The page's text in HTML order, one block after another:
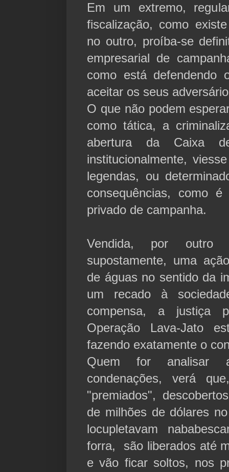
Em um extremo,
fiscalização, como
no outro, proíba-se
empresarial de
como está defendendo
aceitar os seus
O que não podem
como tática, a
abertura da Caixa
institucionalmente,
legendas, ou
consequências, como
privado de campanha.
Vendida, por
supostamente, uma
de águas no sentido da
um recado à
compensa, a justiça
Operação Lava-Jato
fazendo exatamente o
Quem for analisar
condenações, verá
"premiados",
de milhões de dólares
locupletavam
forra, são liberados até
e vão ficar soltos, nos